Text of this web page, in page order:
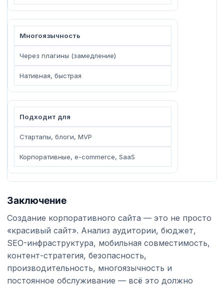
Многоязычность
Через плагины (замедление)
Нативная, быстрая
Подходит для
Стартапы, блоги, MVP
Корпоративные, e-commerce, SaaS
Заключение
Создание корпоративного сайта — это не просто
«красивый сайт». Анализ аудитории, бюджет,
SEO-инфраструктура, мобильная совместимость,
контент-стратегия, безопасность,
производительность, многоязычность и
постоянное обслуживание — всё это должно